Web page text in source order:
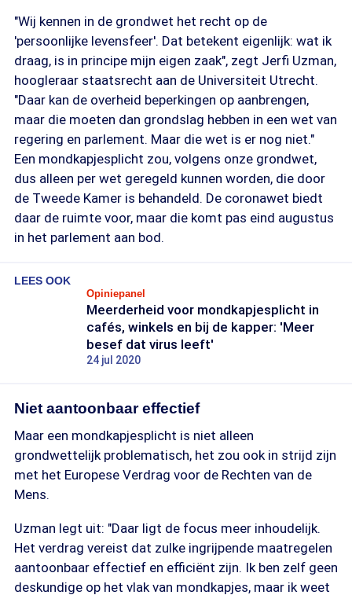
"Wij kennen in de grondwet het recht op de
'persoonlijke levensfeer'. Dat betekent eigenlijk: wat ik
draag, is in principe mijn eigen zaak", zegt Jerfi Uzman,
hoogleraar staatsrecht aan de Universiteit Utrecht.
"Daar kan de overheid beperkingen op aanbrengen,
maar die moeten dan grondslag hebben in een wet van
regering en parlement. Maar die wet is er nog niet."
Een mondkapjesplicht zou, volgens onze grondwet,
dus alleen per wet geregeld kunnen worden, die door
de Tweede Kamer is behandeld. De coronawet biedt
daar de ruimte voor, maar die komt pas eind augustus
in het parlement aan bod.
LEES OOK
Opiniepanel
Meerderheid voor mondkapjesplicht in
cafés, winkels en bij de kapper: 'Meer
besef dat virus leeft'
24 jul 2020
Niet aantoonbaar effectief
Maar een mondkapjesplicht is niet alleen
grondwettelijk problematisch, het zou ook in strijd zijn
met het Europese Verdrag voor de Rechten van de
Mens.
Uzman legt uit: "Daar ligt de focus meer inhoudelijk.
Het verdrag vereist dat zulke ingrijpende maatregelen
aantoonbaar effectief en efficiënt zijn. Ik ben zelf geen
deskundige op het vlak van mondkapjes, maar ik weet